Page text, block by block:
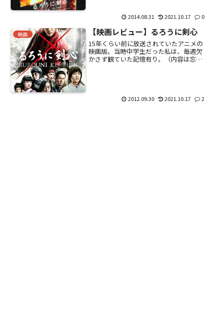
「サムライ」は、やっぱり今でも特別な
2014.08.31 2021.10.17 0
映画 【映画レビュー】るろうに剣心
15年くらい前に放送されていたアニメの
映画版。当時中学生だった私は、毎週欠
かさず観ていた記憶有り。（内容は忘れ
2012.09.30 2021.10.17 2